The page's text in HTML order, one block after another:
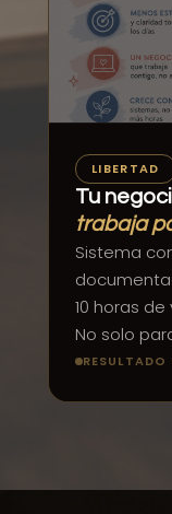
LIBERTAD
Tu
trabaja
Sistema
10 horas
No solo
RESULTADO